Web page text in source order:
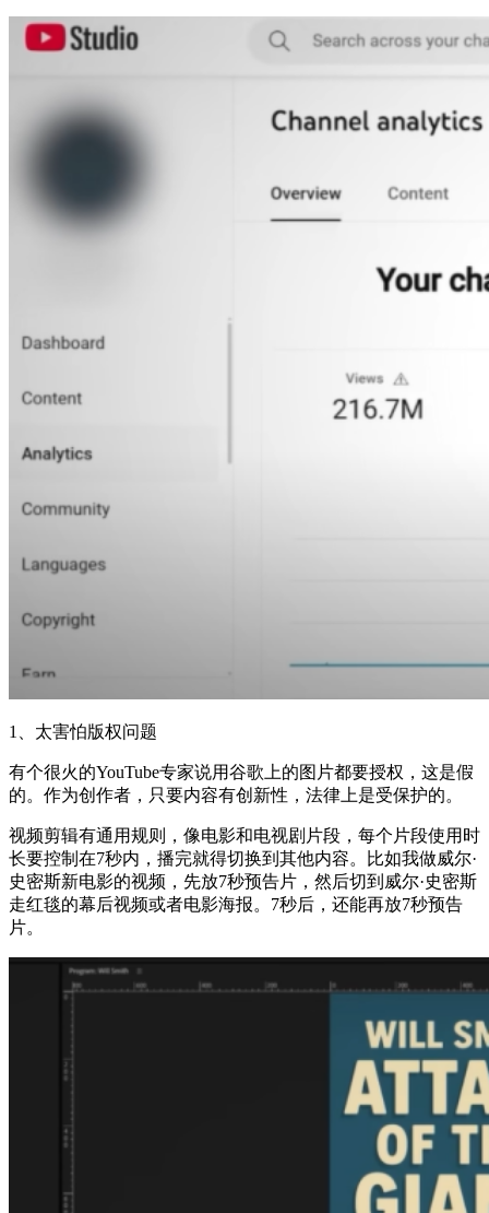
1、太害怕版权问题
有个很火的YouTube专家说用谷歌上的图片都要授权，这是假
的。作为创作者，只要内容有创新性，法律上是受保护的。
视频剪辑有通用规则，像电影和电视剧片段，每个片段使用时
长要控制在7秒内，播完就得切换到其他内容。比如我做威尔·
史密斯新电影的视频，先放7秒预告片，然后切到威尔·史密斯
走红毯的幕后视频或者电影海报。7秒后，还能再放7秒预告
片。